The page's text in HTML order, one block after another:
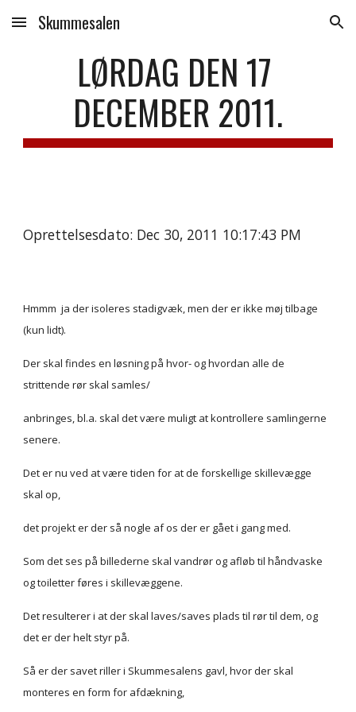
Skip to main content Skip to navigation
Skummesalen
LØRDAG DEN 17
DECEMBER 2011.
Oprettelsesdato: Dec 30, 2011 10:17:43 PM
Hmmm  ja der isoleres stadigvæk, men der er ikke møj tilbage
(kun lidt).
Der skal findes en løsning på hvor- og hvordan alle de
strittende rør skal samles/
anbringes, bl.a. skal det være muligt at kontrollere samlingerne
senere.
Det er nu ved at være tiden for at de forskellige skillevægge
skal op,
det projekt er der så nogle af os der er gået i gang med.
Som det ses på billederne skal vandrør og afløb til håndvaske
og toiletter føres i skillevæggene.
Det resulterer i at der skal laves/saves plads til rør til dem, og
det er der helt styr på.
Så er der savet riller i Skummesalens gavl, hvor der skal
monteres en form for afdækning,